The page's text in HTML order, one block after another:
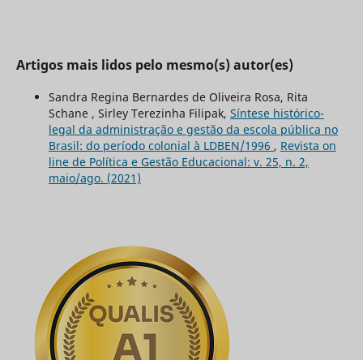
Artigos mais lidos pelo mesmo(s) autor(es)
Sandra Regina Bernardes de Oliveira Rosa, Rita
Schane , Sirley Terezinha Filipak, Síntese histórico-
legal da administração e gestão da escola pública no
Brasil: do período colonial à LDBEN/1996 , Revista on
line de Política e Gestão Educacional: v. 25, n. 2,
maio/ago. (2021)